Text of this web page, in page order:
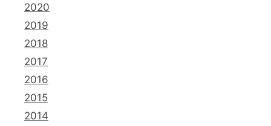
2020
2019
2018
2017
2016
2015
2014